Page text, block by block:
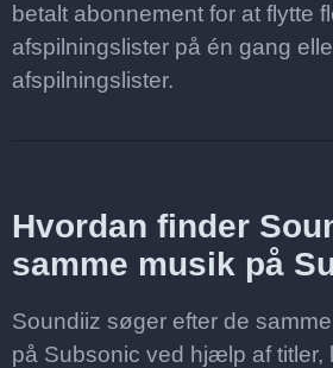
betalt abonnement for at flytte
afspilningslister på én gang
afspilningslister.
Hvordan finder
samme musik på
Soundiiz søger efter de
på Subsonic ved hjælp af titler,